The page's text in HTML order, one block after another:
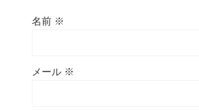
名前 ※
メール ※